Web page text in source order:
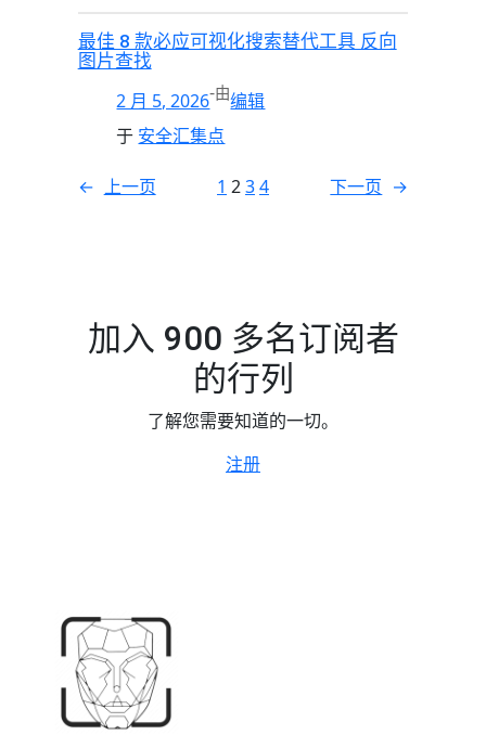
最佳 8 款必应可视化搜索替代工具 反向
图片查找
2 月 5, 2026-由编辑
于 安全汇集点
← 上一页 1 234 下一页 →
加入 900 多名订阅者
的行列
了解您需要知道的一切。
注册